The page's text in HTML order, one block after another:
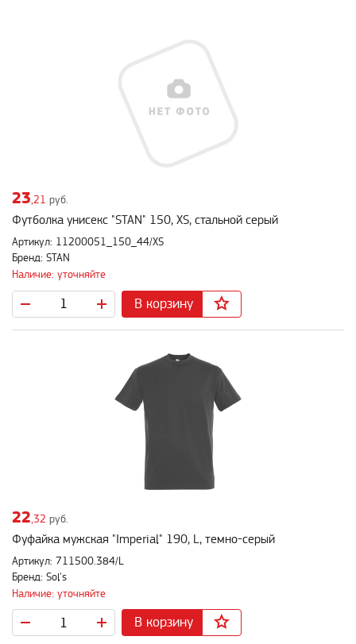
23,21 руб.
Футболка унисекс "STAN" 150, XS, стальной серый
Артикул: 11200051_150_44/XS
Бренд: STAN
Наличие: уточняйте
В корзину
22 ,32 руб.
Фуфайка мужская "Imperial" 190, L, темно-серый
Артикул: 711500.384/L
Бренд: Sol's
Наличие: уточняйте
В корзину